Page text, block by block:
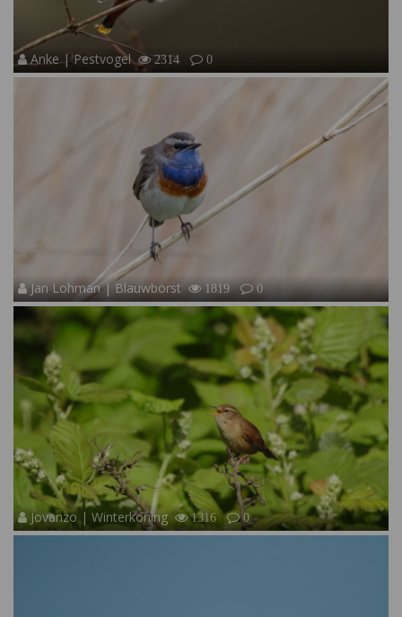
Anke | Pestvogel 2314 0
Jan Lohman | Blauwborst 1819 0
Jovanzo | Winterkoning 1316 0